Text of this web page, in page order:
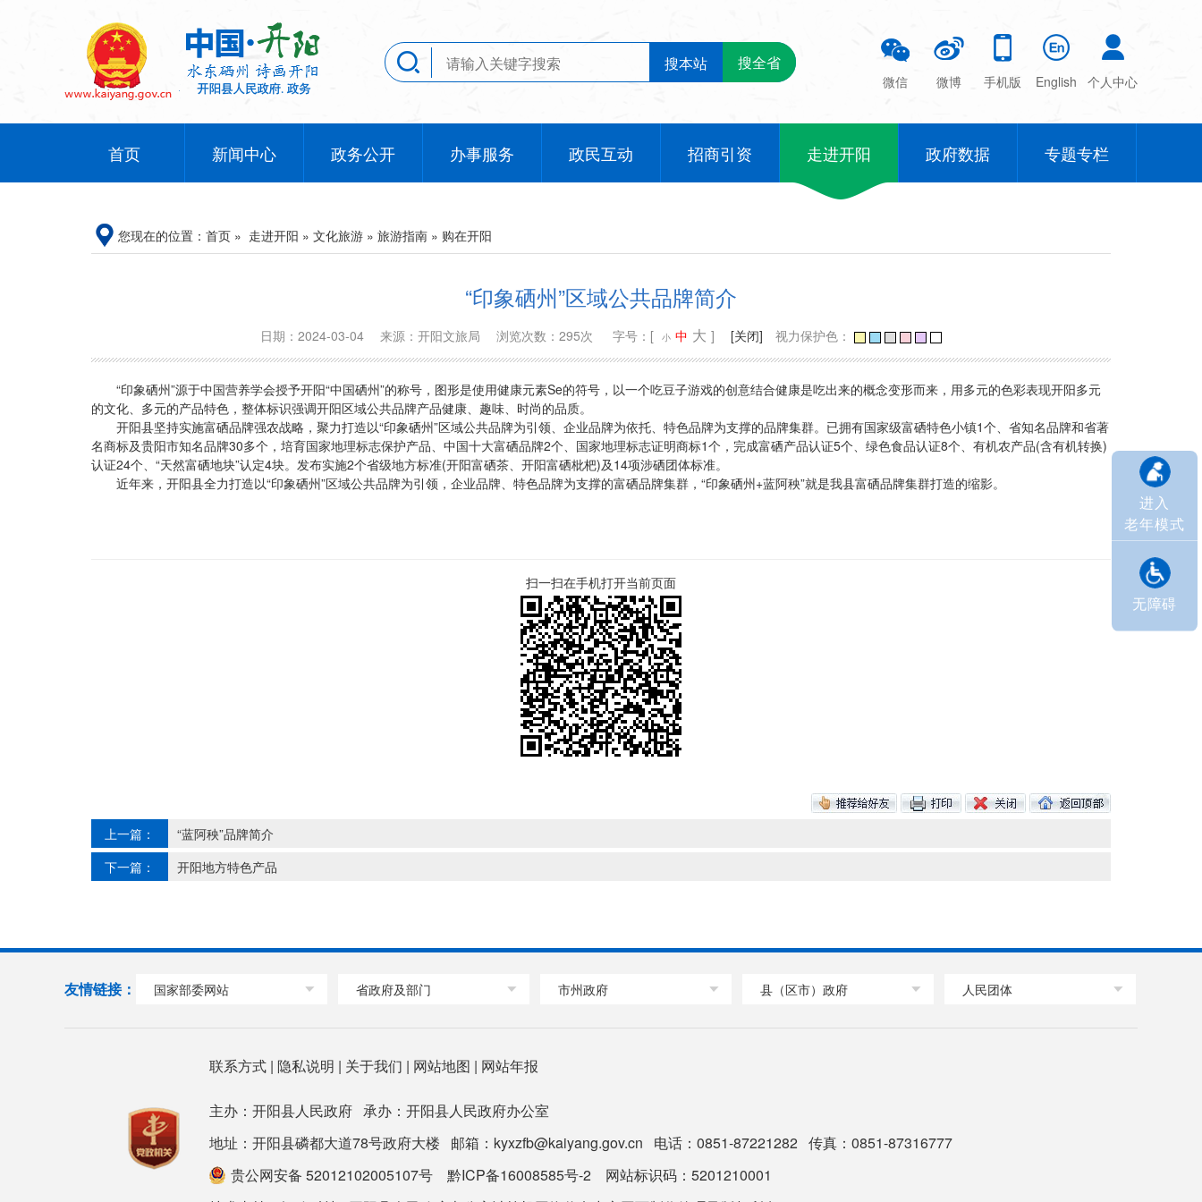
搜本站 搜全省
微信 微博 手机版 English 个人中心
首页 新闻中心 政务公开 办事服务 政民互动 招商引资 走进开阳 政府数据 专题专栏
进入
老年模式
无障碍
您现在的位置： 首页 » 走进开阳 » 文化旅游 » 旅游指南 » 购在开阳
“印象硒州”区域公共品牌简介
日期：2024-03-04 来源：开阳文旅局 浏览次数：295次 字号：[ 小 中 大 ] [关闭] 视力保护色：
“印象硒州”源于中国营养学会授予开阳“中国硒州”的称号，图形是使用健康元素Se的符号，以一个吃豆子游戏的创意结合健康是吃出来的概念变形而来，用多元的色彩表现开阳多元
的文化、多元的产品特色，整体标识强调开阳区域公共品牌产品健康、趣味、时尚的品质。
开阳县坚持实施富硒品牌强农战略，聚力打造以“印象硒州”区域公共品牌为引领、企业品牌为依托、特色品牌为支撑的品牌集群。已拥有国家级富硒特色小镇1个、省知名品牌和省著
名商标及贵阳市知名品牌30多个，培育国家地理标志保护产品、中国十大富硒品牌2个、国家地理标志证明商标1个，完成富硒产品认证5个、绿色食品认证8个、有机农产品(含有机转换)
认证24个、“天然富硒地块”认定4块。发布实施2个省级地方标准(开阳富硒茶、开阳富硒枇杷)及14项涉硒团体标准。
近年来，开阳县全力打造以“印象硒州”区域公共品牌为引领，企业品牌、特色品牌为支撑的富硒品牌集群，“印象硒州+蓝阿秧”就是我县富硒品牌集群打造的缩影。
扫一扫在手机打开当前页面
上一篇：
“蓝阿秧”品牌简介
下一篇：
开阳地方特色产品
友情链接： 国家部委网站 省政府及部门 市州政府 县（区市）政府 人民团体
联系方式 | 隐私说明 | 关于我们 | 网站地图 | 网站年报
主办：开阳县人民政府 承办：开阳县人民政府办公室
地址：开阳县磷都大道78号政府大楼 邮箱：kyxzfb@kaiyang.gov.cn 电话：0851-87221282 传真：0851-87316777
贵公网安备 52012102005107号
黔ICP备16008585号-2 网站标识码：5201210001